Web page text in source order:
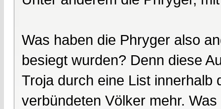
Was haben die Phryger also
besiegt wurden? Denn diese
Troja durch eine List innerhalb
verbündeten Völker mehr.